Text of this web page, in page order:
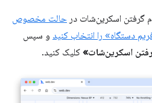
گرفتن اسکرین‌شات در حالت مخصوص
دستگاه» را انتخاب کنید و سپس
اسکرین‌شات» کلیک کنید.